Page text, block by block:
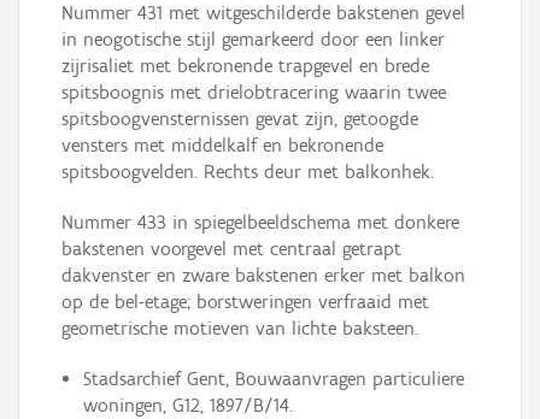
Nummer 431 met witgeschilderde bakstenen gevel
in neogotische stijl gemarkeerd door een linker
zijrisaliet met bekronende trapgevel en brede
spitsboognis met drielobtracering waarin twee
spitsboogvensternissen gevat zijn, getoogde
vensters met middelkalf en bekronende
spitsboogvelden. Rechts deur met balkonhek.
Nummer 433 in spiegelbeeldschema met donkere
bakstenen voorgevel met centraal getrapt
dakvenster en zware bakstenen erker met balkon
op de bel-etage; borstweringen verfraaid met
geometrische motieven van lichte baksteen.
Stadsarchief Gent, Bouwaanvragen particuliere
woningen, G12, 1897/B/14.